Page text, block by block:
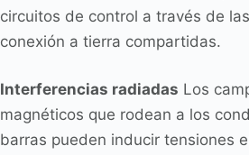
circuitos de control a través de
conexión a tierra compartidas.
Interferencias radiadas Los
magnéticos que rodean a los
barras pueden inducir tensiones